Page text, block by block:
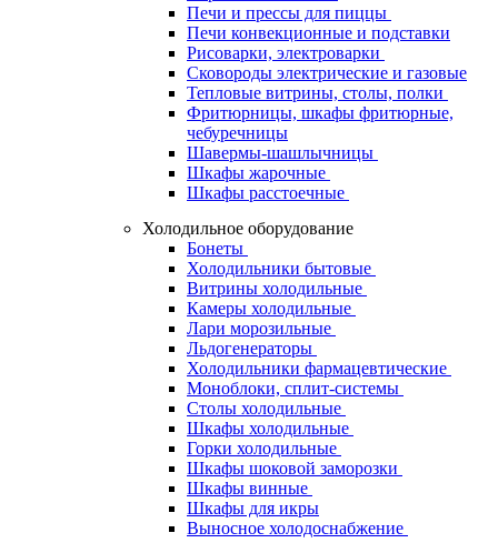
Печи и прессы для пиццы
Печи конвекционные и подставки
Рисоварки, электроварки
Сковороды электрические и газовые
Тепловые витрины, столы, полки
Фритюрницы, шкафы фритюрные,
чебуречницы
Шавермы-шашлычницы
Шкафы жарочные
Шкафы расстоечные
Холодильное оборудование
Бонеты
Холодильники бытовые
Витрины холодильные
Камеры холодильные
Лари морозильные
Льдогенераторы
Холодильники фармацевтические
Моноблоки, сплит-системы
Столы холодильные
Шкафы холодильные
Горки холодильные
Шкафы шоковой заморозки
Шкафы винные
Шкафы для икры
Выносное холодоснабжение